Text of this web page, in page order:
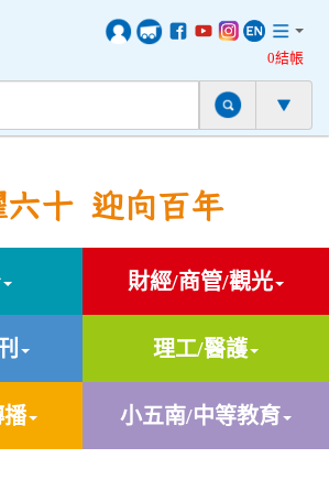
0結帳
六十 迎向百年
財經/商管/觀光
理工/醫護
播 小五南/中等教育